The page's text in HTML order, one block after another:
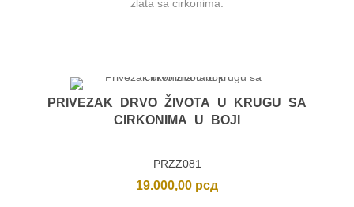
zlata sa cirkonima.
PRIVEZAK DRVO ŽIVOTA U KRUGU SA
CIRKONIMA U BOJI
PRZZ081
19.000,00 рсд